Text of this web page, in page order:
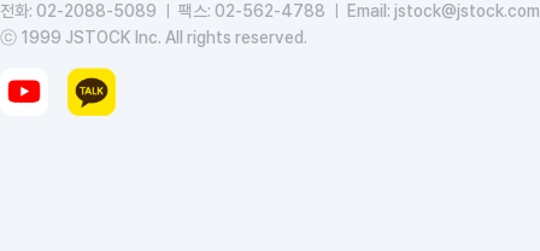
전화: 02-2088-5089 ㅣ 팩스: 02-562-4788 ㅣ Email: jstock@jstock.com
ⓒ 1999 JSTOCK Inc. All rights reserved.